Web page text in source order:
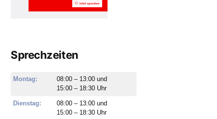
Sprechzeiten
Montag:
08:00 – 13:00 und
15:00 – 18:30 Uhr
Dienstag:
08:00 – 13:00 und
15:00 – 18:30 Uhr